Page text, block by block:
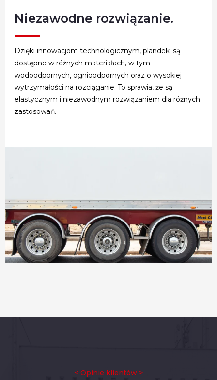
Niezawodne rozwiązanie.
Dzięki innowacjom technologicznym, plandeki są
dostępne w różnych materiałach, w tym
wodoodpornych, ognioodpornych oraz o wysokiej
wytrzymałości na rozciąganie. To sprawia, że są
elastycznym i niezawodnym rozwiązaniem dla różnych
zastosowań.
< Opinie klientów >